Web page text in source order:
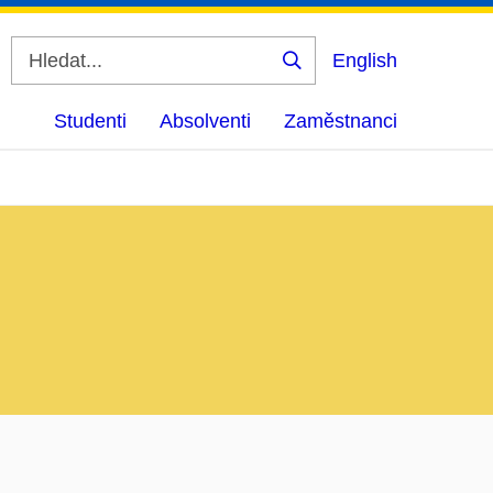
Vyhledat
English
Studenti Absolventi Zaměstnanci